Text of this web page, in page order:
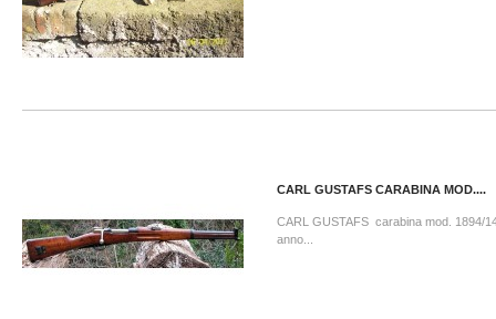
CARL GUSTAFS CARABINA MOD....
CARL GUSTAFS carabina mod. 1894/
anno...